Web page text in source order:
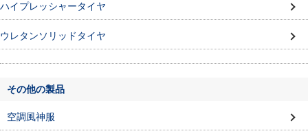
ハイプレッシャータイヤ
ウレタンソリッドタイヤ
その他の製品
空調風神服